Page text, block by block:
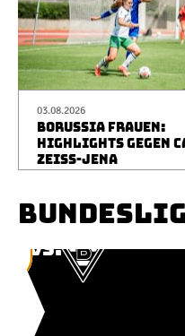
03.08.2026
BORUSSIA FRAUEN:
HIGHLIGHTS GEGEN
ZEISS-JENA